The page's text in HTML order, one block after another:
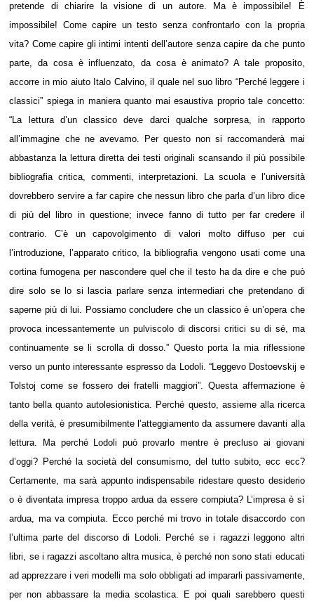
pretende di chiarire la visione di un autore. Ma è impossibile! È
impossibile! Come capire un testo senza confrontarlo con la propria
vita? Come capire gli intimi intenti dell’autore senza capire da che punto
parte, da cosa è influenzato, da cosa è animato? A tale proposito,
accorre in mio aiuto Italo Calvino, il quale nel suo libro “Perché leggere i
classici” spiega in maniera quanto mai esaustiva proprio tale concetto:
“La lettura d’un classico deve darci qualche sorpresa, in rapporto
all’immagine che ne avevamo. Per questo non si raccomanderà mai
abbastanza la lettura diretta dei testi originali scansando il più possibile
bibliografia critica, commenti, interpretazioni. La scuola e l’università
dovrebbero servire a far capire che nessun libro che parla d’un libro dice
di più del libro in questione; invece fanno di tutto per far credere il
contrario. C’è un capovolgimento di valori molto diffuso per cui
l’introduzione, l’apparato critico, la bibliografia vengono usati come una
cortina fumogena per nascondere quel che il testo ha da dire e che può
dire solo se lo si lascia parlare senza intermediari che pretendano di
saperne più di lui. Possiamo concludere che un classico è un’opera che
provoca incessantemente un pulviscolo di discorsi critici su di sé, ma
continuamente se li scrolla di dosso.” Questo porta la mia riflessione
verso un punto interessante espresso da Lodoli. “Leggevo Dostoevskij e
Tolstoj come se fossero dei fratelli maggiori”. Questa affermazione è
tanto bella quanto autolesionistica. Perché questo, assieme alla ricerca
della verità, è presumibilmente l’atteggiamento da assumere davanti alla
lettura. Ma perché Lodoli può provarlo mentre è precluso ai giovani
d’oggi? Perché la società del consumismo, del tutto subito, ecc ecc?
Certamente, ma sarà appunto indispensabile ridestare questo desiderio
o è diventata impresa troppo ardua da essere compiuta? L’impresa è sì
ardua, ma va compiuta. Ecco perché mi trovo in totale disaccordo con
l’ultima parte del discorso di Lodoli. Perché se i ragazzi leggono altri
libri, se i ragazzi ascoltano altra musica, è perché non sono stati educati
ad apprezzare i veri modelli ma solo obbligati ad impararli passivamente,
per non abbassare la media scolastica. E poi quali sarebbero questi